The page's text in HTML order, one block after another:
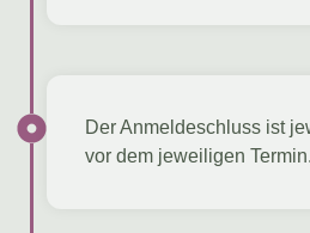
Der Anmeldeschluss ist
vor dem jeweiligen Termin.